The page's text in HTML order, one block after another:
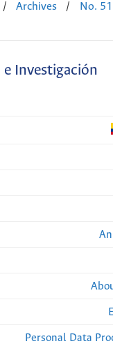
/ Archives /
No.
e Investigación
Personal Data